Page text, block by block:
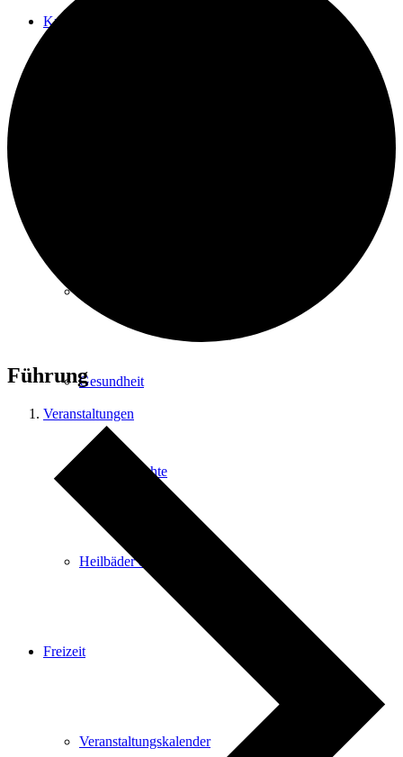
Kur & Tourismus
Gesundheit
Stadtgeschichte
Heilbäder & Kurorte
Freizeit
Veranstaltungskalender
Führung
Veranstaltungen